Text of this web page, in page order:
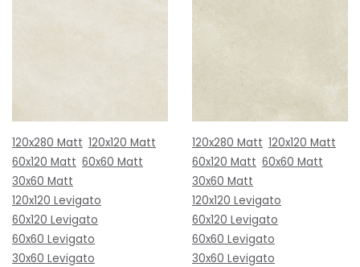
120x280 Matt 120x120 Matt
60x120 Matt 60x60 Matt
30x60 Matt
120x120 Levigato
60x120 Levigato
60x60 Levigato
30x60 Levigato
120x280 Matt 120x120 Matt
60x120 Matt 60x60 Matt
30x60 Matt
120x120 Levigato
60x120 Levigato
60x60 Levigato
30x60 Levigato